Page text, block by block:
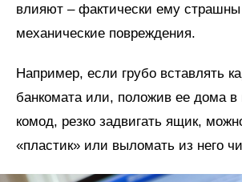
влияют – фактически ему страшны
механические повреждения.
Например, если грубо вставлять
банкомата или, положив ее дома в
комод, резко задвигать ящик,
«пластик» или выломать из него